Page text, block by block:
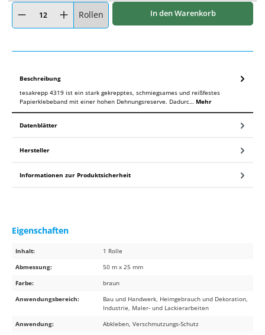
Produkt Anzahl: Gib den gewünschten Wert ein oder benutze die Schaltflächen
Rollen In den Warenkorb
Beschreibung
tesakrepp 4319 ist ein stark gekrepptes, schmiegsames und reißfestes
Papierklebeband mit einer hohen Dehnungsreserve. Dadurc… Mehr
Datenblätter
Hersteller
Informationen zur Produktsicherheit
Eigenschaften
Inhalt:
1 Rolle
Abmessung:
50 m x 25 mm
Farbe:
braun
Anwendungsbereich:
Bau und Handwerk, Heimgebrauch und Dekoration,
Industrie, Maler- und Lackierarbeiten
Anwendung:
Abkleben, Verschmutzungs-Schutz